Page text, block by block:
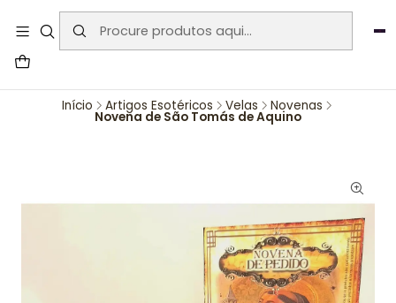
User-agent: * Allow: / Sitemap:
https://www.auraemporium.pt/sitemap.xml
Início Artigos Esotéricos Velas Novenas
Novena de São Tomás de Aquino